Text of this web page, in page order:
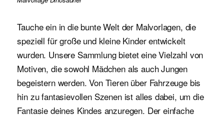
Tauche ein in die bunte Welt der Malvorlagen, die
speziell für große und kleine Kinder entwickelt
wurden. Unsere Sammlung bietet eine Vielzahl von
Motiven, die sowohl Mädchen als auch Jungen
begeistern werden. Von Tieren über Fahrzeuge bis
hin zu fantasievollen Szenen ist alles dabei, um die
Fantasie deines Kindes anzuregen. Der einfache